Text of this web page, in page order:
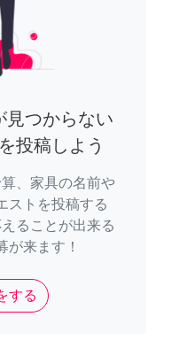
見つからない
投稿しよう
、家具の名前や
ストを投稿する
ることが出来る
が来ます！
する